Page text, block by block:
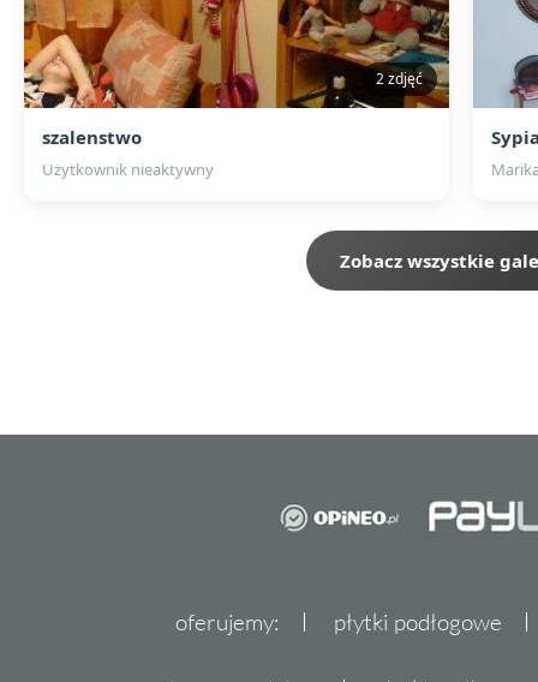
2 zdjęć
szalenstwo
Użytkownik nieaktywny
Zobacz wszystkie
oferujemy: płytki podłogowe